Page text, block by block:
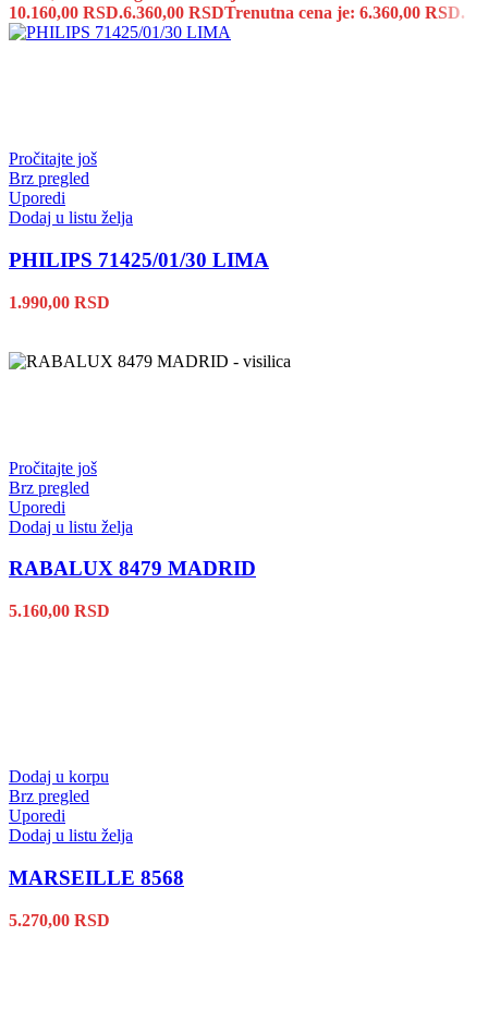
10.160,00 RSD.6.360,00 RSDTrenutna cena je: 6.360,00 RSD.
Pročitajte još
Brz pregled
Uporedi
Dodaj u listu želja
PHILIPS 71425/01/30 LIMA
1.990,00 RSD
Pročitajte još
Brz pregled
Uporedi
Dodaj u listu želja
RABALUX 8479 MADRID
5.160,00 RSD
Dodaj u korpu
Brz pregled
Uporedi
Dodaj u listu želja
MARSEILLE 8568
5.270,00 RSD